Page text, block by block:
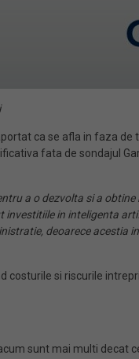
ca se afla in faza
fata de sondajul
a o dezvolta si a obtine
in inteligenta
deoarece
si riscurile
sunt mai multi decat